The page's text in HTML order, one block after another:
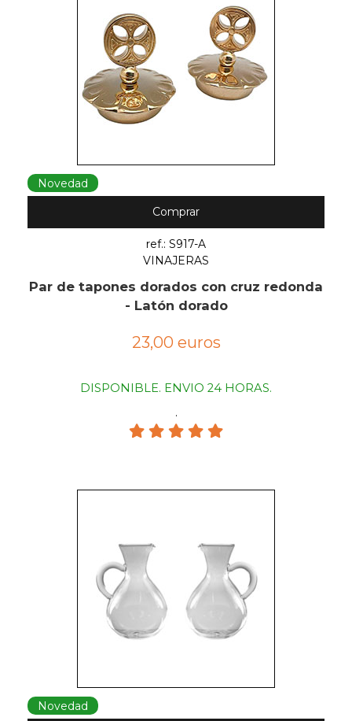
Novedad
Comprar
ref.: S917-A
VINAJERAS
Par de tapones dorados con cruz redonda
- Latón dorado
23,00 euros
DISPONIBLE. ENVIO 24 HORAS.
.
Novedad